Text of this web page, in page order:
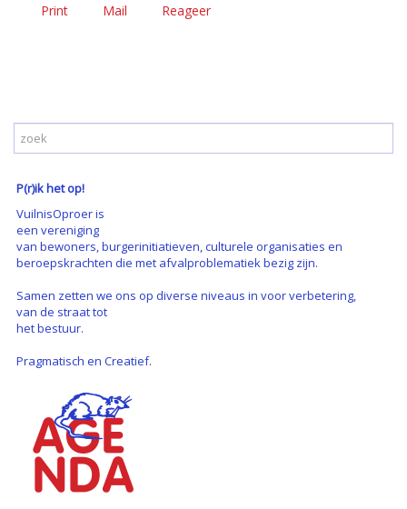
Print Mail Reageer
P(r)ik het op!
VuilnisOproer is
een vereniging
van bewoners, burgerinitiatieven, culturele organisaties en
beroepskrachten die met afvalproblematiek bezig zijn.
Samen zetten we ons op diverse niveaus in voor verbetering,
van de straat tot
het bestuur.
Pragmatisch en Creatief.